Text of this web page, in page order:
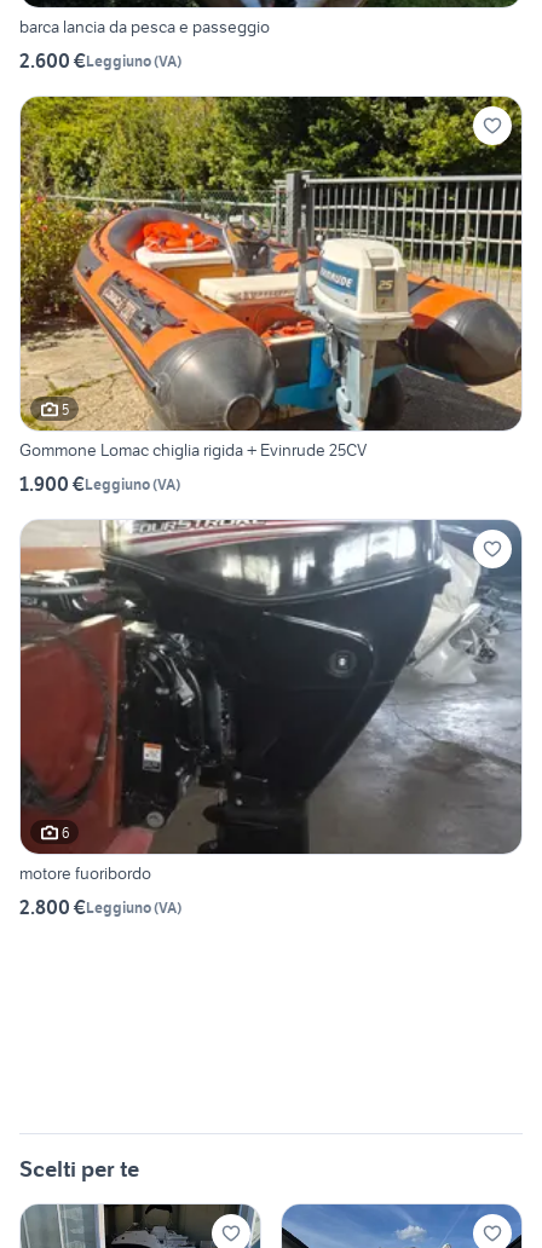
barca lancia da pesca e passeggio
2.600 €Leggiuno(VA)
5
Gommone Lomac chiglia rigida + Evinrude 25CV
1.900 €Leggiuno(VA)
6
motore fuoribordo
2.800 €Leggiuno(VA)
Scelti per te